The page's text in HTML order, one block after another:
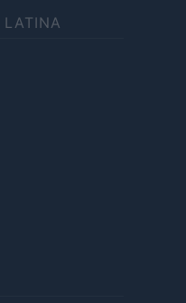
LATINA